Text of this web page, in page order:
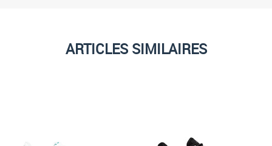
ARTICLES SIMILAIRES